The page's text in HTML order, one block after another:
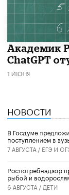
Академик
ChatGPT
1 ИЮНЯ
НОВОСТИ
В Госдуме
поступлением в
7 АВГУСТА / ЕГЭ И
Роспотребнадзор
рыбой и
6 АВГУСТА / ДЕТИ